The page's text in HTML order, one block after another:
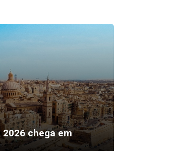
chega em